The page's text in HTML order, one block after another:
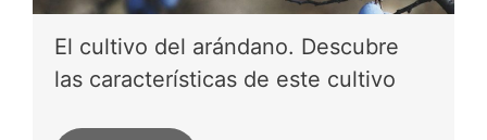
El cultivo del arándano. Descubre
las características de este cultivo